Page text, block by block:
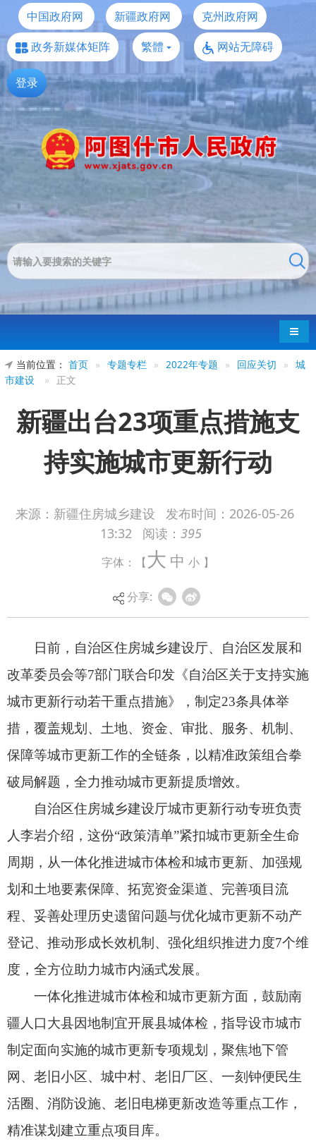
中国政府网 新疆政府网
克州政府网
政务新媒体矩阵
繁體 网站无障碍
登录
导航
当前位置： 首页 » 专题专栏 » 2022年专题 » 回应关切 » 城
市建设
» 正文
新疆出台23项重点措施支
持实施城市更新行动
来源：新疆住房城乡建设 发布时间： 2026-05-26
13:32
阅读： 395
字体：【大 中 小 】
分享:
日前，自治区住房城乡建设厅、自治区发展和
改革委员会等7部门联合印发《自治区关于支持实施
城市更新行动若干重点措施》，制定23条具体举
措，覆盖规划、土地、资金、审批、服务、机制、
破局解题，全力推动城市更新提质增效。
自治区住房城乡建设厅城市更新行动专班负责
人李岩介绍，这份“政策清单”紧扣城市更新全生命
周期，从一体化推进城市体检和城市更新、加强规
程、妥善处理历史遗留问题与优化城市更新不动产
登记、推动形成长效机制、强化组织推进力度7个维
度，全方位助力城市内涵式发展。
一体化推进城市体检和城市更新方面，鼓励南
疆人口大县因地制宜开展县城体检，指导设市城市
网、老旧小区、城中村、老旧厂区、一刻钟便民生
活圈、消防设施、老旧电梯更新改造等重点工作，
精准谋划建立重点项目库。
加强规划和土地要素保障方面，促进存量土地
资产盘活利用，城市的旧厂房、仓库、闲置用房、
于公共服务、文旅休闲用途的，可享受用地过渡期
优惠政策。
拓宽资金渠道方面，鼓励金融机构创新开发适
配城市更新专项贷款产品和服务，构建城市更新全
周期金融产品体系，强化“政金企”协同联动，推动